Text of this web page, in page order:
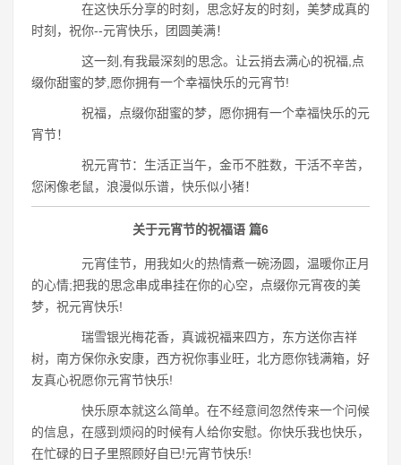
在这快乐分享的时刻，思念好友的时刻，美梦成真的
时刻，祝你--元宵快乐，团圆美满！
这一刻,有我最深刻的思念。让云捎去满心的祝福,点
缀你甜蜜的梦,愿你拥有一个幸福快乐的元宵节!
祝福，点缀你甜蜜的梦，愿你拥有一个幸福快乐的元
宵节！
祝元宵节：生活正当午，金币不胜数，干活不辛苦，
您闲像老鼠，浪漫似乐谱，快乐似小猪！
关于元宵节的祝福语 篇6
元宵佳节，用我如火的热情煮一碗汤圆，温暖你正月
的心情;把我的思念串成串挂在你的心空，点缀你元宵夜的美
梦，祝元宵快乐!
瑞雪银光梅花香，真诚祝福来四方，东方送你吉祥
树，南方保你永安康，西方祝你事业旺，北方愿你钱满箱，好
友真心祝愿你元宵节快乐!
快乐原本就这么简单。在不经意间忽然传来一个问候
的信息，在感到烦闷的时候有人给你安慰。你快乐我也快乐，
在忙碌的日子里照顾好自已!元宵节快乐!